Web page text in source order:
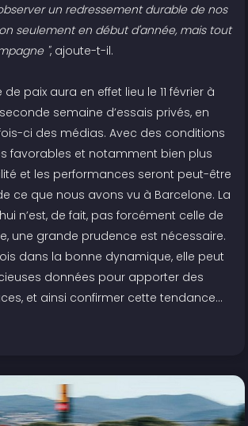
un redressement durable de nos
seulement en début d'année, mais tout
", ajoute-t-il.
paix aura en effet lieu le 11 février à
semaine d’essais privés, en
ci des médias. Avec des conditions
favorables et notamment bien plus
et les performances seront peut-être
ce que nous avons vu à Barcelone. La
n’est, de fait, pas forcément celle de
une grande prudence est nécessaire.
dans la bonne dynamique, elle peut
données pour apporter des
et ainsi confirmer cette tendance…